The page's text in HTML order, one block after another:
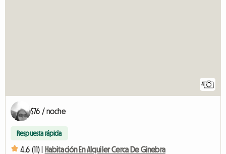
4
$76 / noche
Respuesta rápida
4.6 (11) | Habitación En Alquiler Cerca De Ginebra